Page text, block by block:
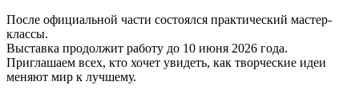
После официальной части состоялся практический мастер-
классы.
Выставка продолжит работу до 10 июня 2026 года.
Приглашаем всех, кто хочет увидеть, как творческие идеи
меняют мир к лучшему.